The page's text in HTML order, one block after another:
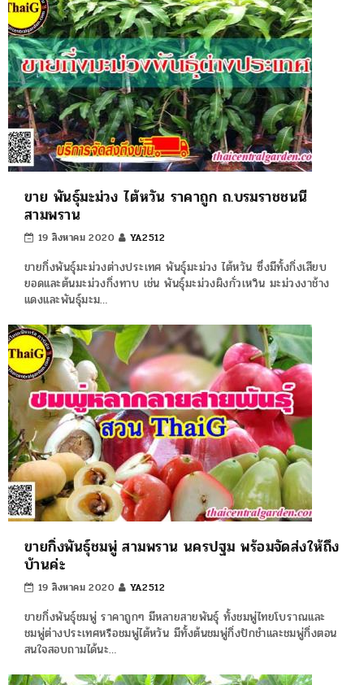
ขาย พันธุ์มะม่วง ไต้หวัน ราคาถูก ถ.บรมราชชนนี
สามพราน
19 สิงหาคม 2020 YA2512
ขายกิ่งพันธุ์มะม่วงต่างประเทศ พันธุ์มะม่วง ไต้หวัน ซึ่งมีทั้งกิ่งเสียบ
ยอดและต้นมะม่วงกิ่งทาบ เช่น พันธุ์มะม่วงผิงกั่วเหวิน มะม่วงงาช้าง
แดงและพันธุ์มะม…
ขายกิ่งพันธุ์ชมพู่ สามพราน นครปฐม พร้อมจัดส่งให้ถึง
บ้านค่ะ
19 สิงหาคม 2020 YA2512
ขายกิ่งพันธุ์ชมพู่ ราคาถูกๆ มีหลายสายพันธุ์ ทั้งชมพู่ไทยโบราณและ
ชมพู่ต่างประเทศหรือชมพู่ไต้หวัน มีทั้งต้นชมพู่กิ่งปักชำและชมพู่กิ่งตอน
สนใจสอบถามได้นะ…